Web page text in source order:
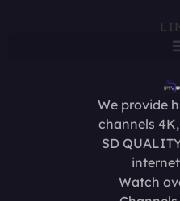
We provide
channels
SD
Watch